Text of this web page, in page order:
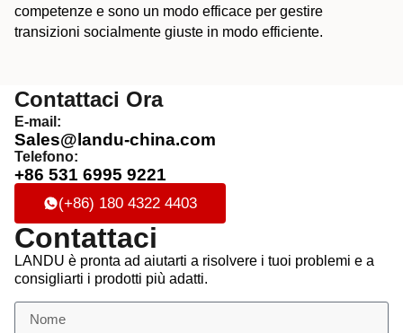
competenze e sono un modo efficace per gestire
transizioni socialmente giuste in modo efficiente.
Contattaci Ora
E-mail:
Sales@landu-china.com
Telefono:
+86 531 6995 9221
(+86) 180 4322 4403
Contattaci
LANDU è pronta ad aiutarti a risolvere i tuoi problemi e a
consigliarti i prodotti più adatti.